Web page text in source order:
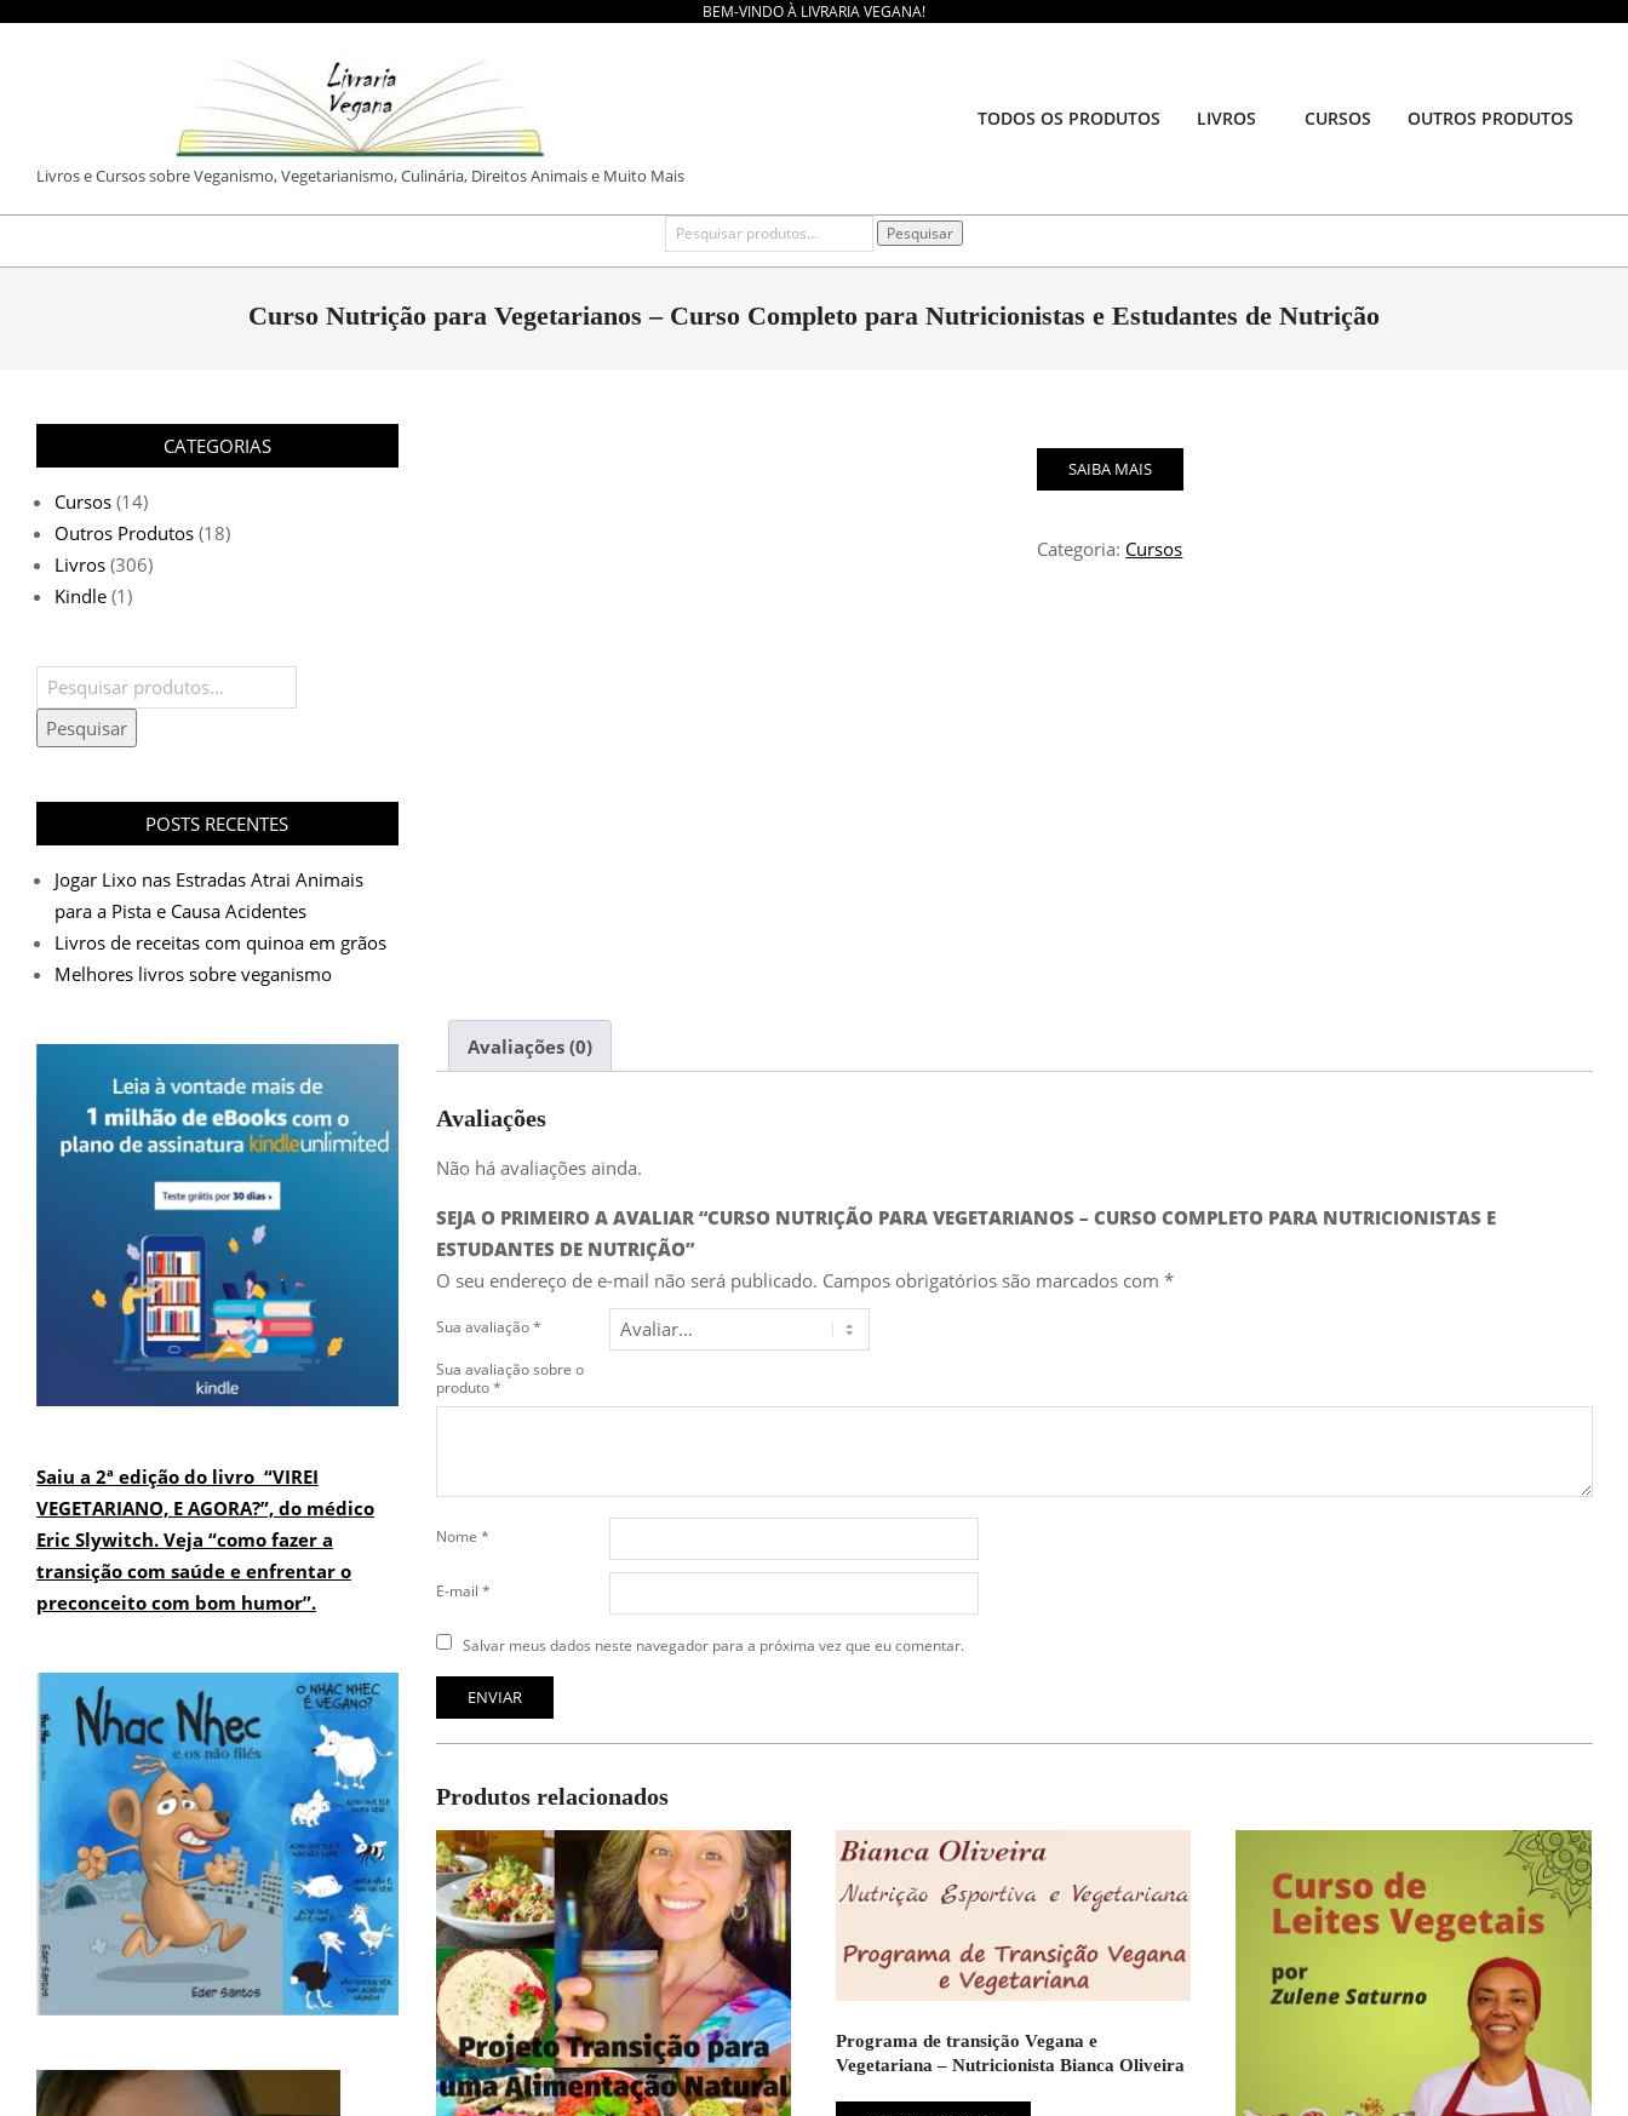
BEM-VINDO À LIVRARIA VEGANA!
LIVRARIA
VEGANA
Livros e Cursos sobre Veganismo, Vegetarianismo, Culinária, Direitos Animais e Muito Mais
TODOS OS PRODUTOS LIVROS CURSOS OUTROS PRODUTOS
Pesquisar
por:
Pesquisar
Curso Nutrição para Vegetarianos – Curso Completo para Nutricionistas e Estudantes de Nutrição
SAIBA MAIS
Categoria: Cursos
Avaliações (0)
Avaliações
Não há avaliações ainda.
SEJA O PRIMEIRO A AVALIAR “CURSO NUTRIÇÃO PARA VEGETARIANOS – CURSO COMPLETO PARA NUTRICIONISTAS E
ESTUDANTES DE NUTRIÇÃO”
O seu endereço de e-mail não será publicado. Campos obrigatórios são marcados com *
Sua avaliação*
Sua avaliação sobre o
produto*
Nome *
E-mail *
Salvar meus dados neste navegador para a próxima vez que eu comentar.
Produtos relacionados
Programa de transição Vegana e
Vegetariana – Nutricionista Bianca Oliveira
CATEGORIAS
Cursos (14)
Outros Produtos (18)
Livros (306)
Kindle (1)
Pesquisar
por:
Pesquisar
POSTS RECENTES
Jogar Lixo nas Estradas Atrai Animais
para a Pista e Causa Acidentes
Livros de receitas com quinoa em grãos
Melhores livros sobre veganismo
Saiu a 2ª edição do livro “VIREI
VEGETARIANO, E AGORA?”, do médico
Eric Slywitch. Veja “como fazer a
transição com saúde e enfrentar o
preconceito com bom humor”.